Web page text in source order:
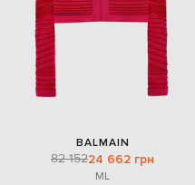
BALMAIN
82 15224 662 грн
ML